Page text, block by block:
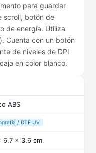
para guardar
scroll, botón de
de energía. Utiliza
Cuenta con un botón
de niveles de DPI
en color blanco.
ABS
/ DTF UV
6.7 x 3.6 cm